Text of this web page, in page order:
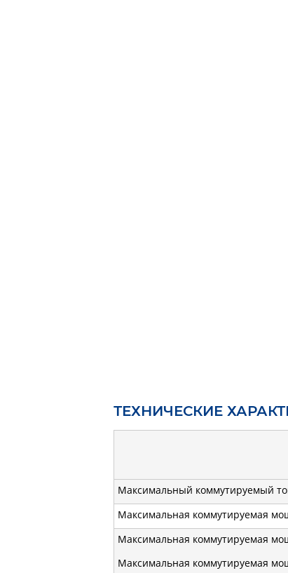
ТЕХНИЧЕСКИЕ
Максимальный коммутируемый
Максимальная коммутируемая
Максимальная коммутируемая
Максимальная коммутируемая